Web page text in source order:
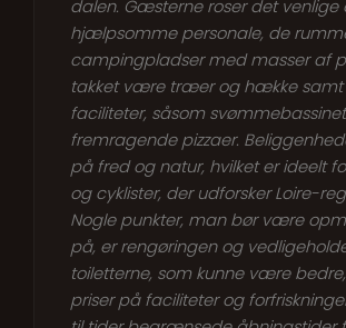
dalen. Gæsterne roser det venlige
hjælpsomme personale, de
campingpladser med masser af
takket være træer og hække samt
faciliteter, såsom
fremragende pizzaer.
på fred og natur, hvilket er ideelt
og cyklister, der udforsker Loire-
Nogle punkter, man bør være
på, er rengøringen og
toiletterne, som kunne være
priser på faciliteter og